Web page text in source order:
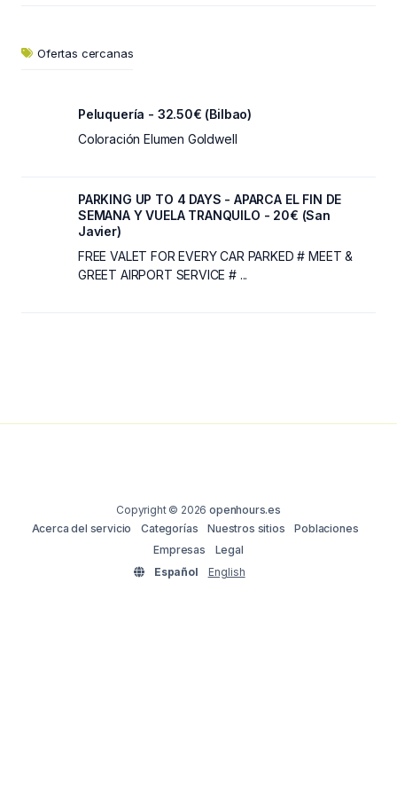
Ofertas cercanas
Peluquería - 32.50€ (Bilbao)
Coloración Elumen Goldwell
PARKING UP TO 4 DAYS - APARCA EL FIN DE
SEMANA Y VUELA TRANQUILO - 20€ (San
Javier)
FREE VALET FOR EVERY CAR PARKED # MEET &
GREET AIRPORT SERVICE # ...
Copyright © 2026openhours.es
Acerca del servicio
Categorías Nuestros sitios
Poblaciones
Empresas
Legal
Español
English